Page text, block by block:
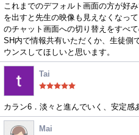
これまでのデフォルト画面の方が好
を出すと先生の映像も見えなくなっ
のチャット画面への切り替えをすべ
SH内で情報共有いただくか、生徒側
ウンスしてほしいと思います。
Tai
カラン6．淡々と進んでいく、安定感
Mai